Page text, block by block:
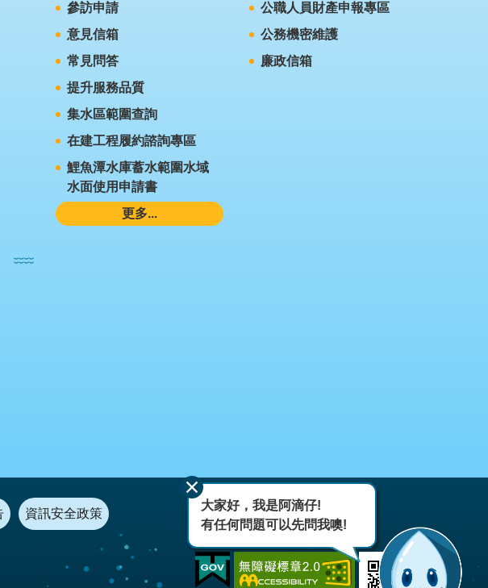
參訪申請
意見信箱
常見問答
提升服務品質
集水區範圍查詢
在建工程履約諮詢專區
鯉魚潭水庫蓄水範圍水域
水面使用申請書
更多...
公職人員財產申報專區
公務機密維護
廉政信箱
資訊安全政策
大家好，我是阿滴仔!
有任何問題可以先問我噢!